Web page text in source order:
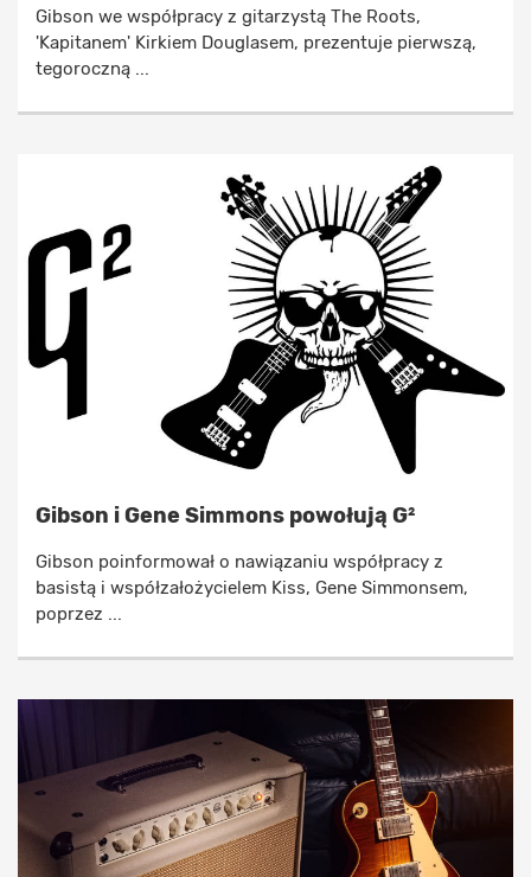
Gibson we współpracy z gitarzystą The Roots,
'Kapitanem' Kirkiem Douglasem, prezentuje pierwszą,
tegoroczną ...
Gibson i Gene Simmons powołują G²
Gibson poinformował o nawiązaniu współpracy z
basistą i współzałożycielem Kiss, Gene Simmonsem,
poprzez ...